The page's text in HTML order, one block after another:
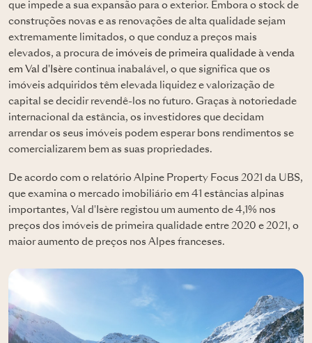
que impede a sua expansão para o exterior. Embora o stock de
construções novas e as renovações de alta qualidade sejam
extremamente limitados, o que conduz a preços mais
elevados, a procura de imóveis de primeira qualidade à venda
em Val d'Isère continua inabalável, o que significa que os
imóveis adquiridos têm elevada liquidez e valorização de
capital se decidir revendê-los no futuro. Graças à notoriedade
internacional da estância, os investidores que decidam
arrendar os seus imóveis podem esperar bons rendimentos se
comercializarem bem as suas propriedades.
De acordo com o relatório Alpine Property Focus 2021 da UBS,
que examina o mercado imobiliário em 41 estâncias alpinas
importantes, Val d'Isère registou um aumento de 4,1% nos
preços dos imóveis de primeira qualidade entre 2020 e 2021, o
maior aumento de preços nos Alpes franceses.